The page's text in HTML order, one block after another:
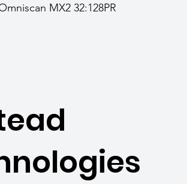
MX2 32:128PR